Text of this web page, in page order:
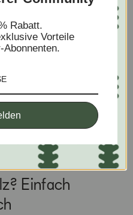
Einfach
Rabatt.
Vorteile